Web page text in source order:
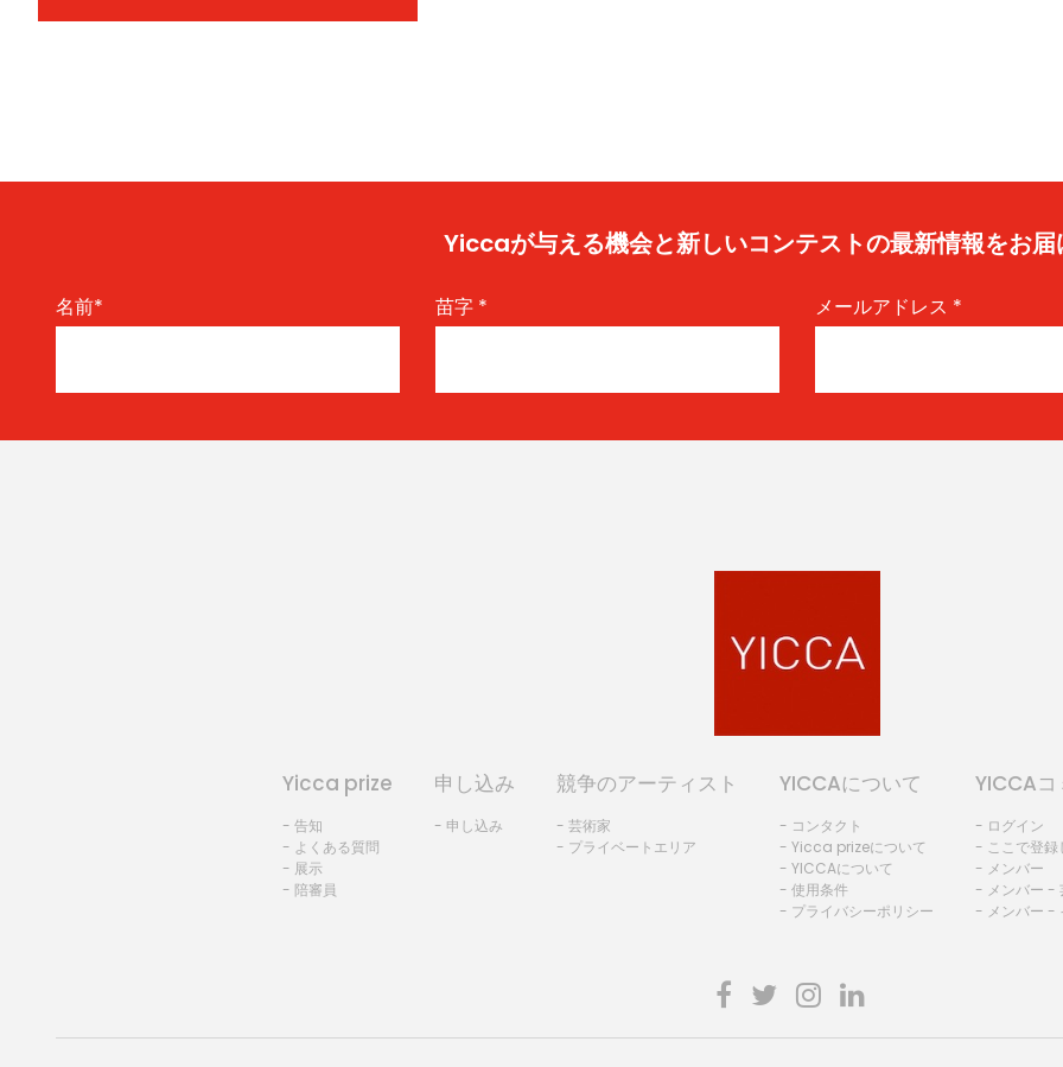
Yiccaが与える機会と新しいコンテストの最新情報をお届
名前* 苗字 * メールアドレス *
Yicca prize
- 告知
- よくある質問
- 展示
- 陪審員
申し込み
- 申し込み
競争のアーティスト
- 芸術家
- プライベートエリア
YICCAについて
- コンタクト
- Yicca prizeについて
- YICCAについて
- 使用条件
- プライバシーポリシー
YICCA
- ログイン
- ここで登録
- メンバー
- メンバー -
- メンバー -